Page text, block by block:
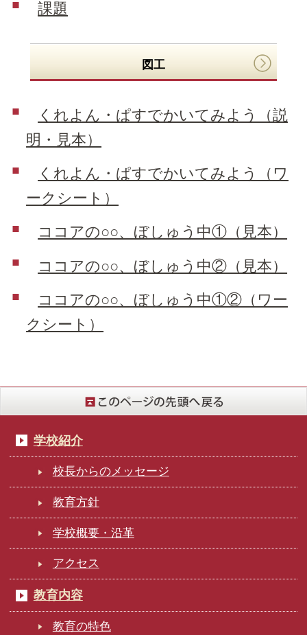
課題
図工
くれよん・ぱすでかいてみよう（説
明・見本）
くれよん・ぱすでかいてみよう（ワ
ークシート）
ココアの○○、ぼしゅう中①（見本）
ココアの○○、ぼしゅう中②（見本）
ココアの○○、ぼしゅう中①②（ワー
クシート）
学校紹介
校長からのメッセージ
教育方針
学校概要・沿革
アクセス
教育内容
教育の特色